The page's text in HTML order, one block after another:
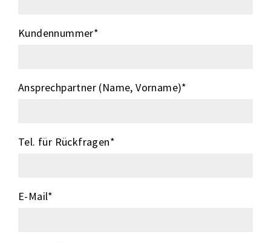
Kundennummer*
Ansprechpartner (Name, Vorname)*
Tel. für Rückfragen*
E-Mail*